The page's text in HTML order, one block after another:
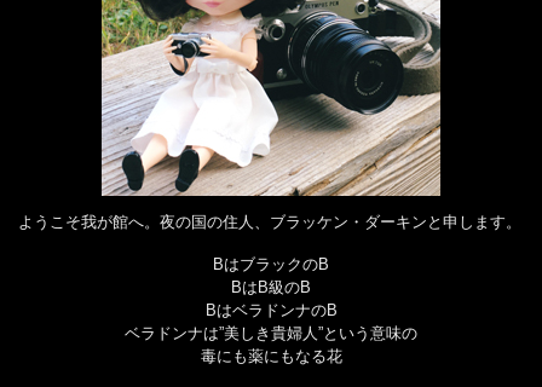
ようこそ我が館へ。夜の国の住人、ブラッケン・ダーキンと申します。
BはブラックのB
BはB級のB
BはベラドンナのB
ベラドンナは”美しき貴婦人”という意味の
毒にも薬にもなる花